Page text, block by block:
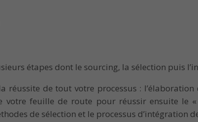
étapes dont le sourcing, la sélection puis
réussite de tout votre processus :
votre feuille de route pour réussir ensuite le
de sélection et le processus d’intégration